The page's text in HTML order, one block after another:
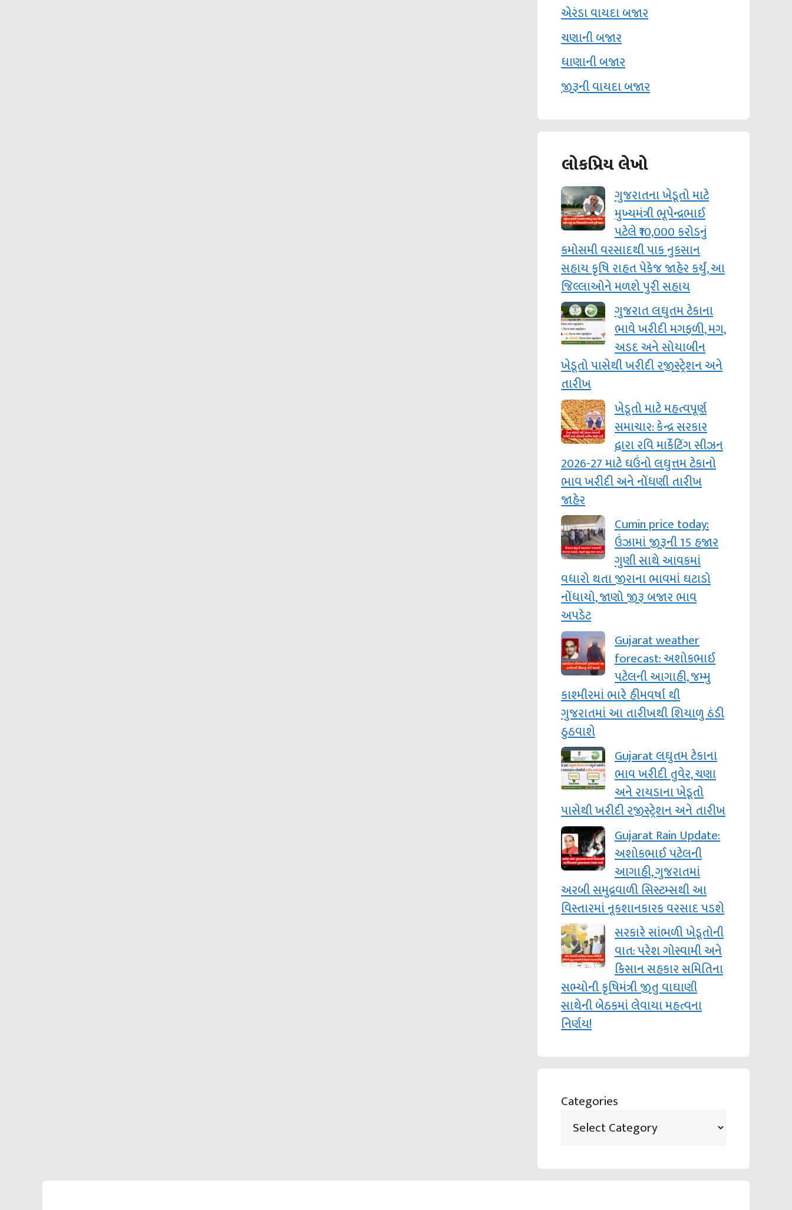
એરંડા વાયદા બજાર
ચણાની બજાર
ધાણાની બજાર
જીરૂની વાયદા બજાર
લોકપ્રિય લેખો
ગુજરાતના ખેડૂતો માટે
મુખ્યમંત્રી ભૂપેન્દ્રભાઈ
પટેલે ₹10,000 કરોડનું
કમોસમી વરસાદથી પાક નુકસાન
સહાય કૃષિ રાહત પેકેજ જાહેર કર્યું, આ
જિલ્લાઓને મળશે પુરી સહાય
ગુજરાત લઘુતમ ટેકાના
ભાવે ખરીદી મગફળી, મગ,
અડદ અને સોયાબીન
ખેડૂતો પાસેથી ખરીદી રજીસ્ટ્રેશન અને
તારીખ
ખેડૂતો માટે મહત્વપૂર્ણ
સમાચાર: કેન્દ્ર સરકાર
દ્વારા રવિ માર્કેટિંગ સીઝન
2026-27 માટે ઘઉંનો લઘુત્તમ ટેકાનો
ભાવ ખરીદી અને નોંધણી તારીખ
જાહેર
Cumin price today:
ઉંઝામાં જીરૂની 15 હજાર
ગુણી સાથે આવકમાં
વધારો થતા જીરાના ભાવમાં ઘટાડો
નોંધાયો, જાણો જીરૂ બજાર ભાવ
અપડેટ
Gujarat weather
forecast: અશોકભાઈ
પટેલની આગાહી, જમ્‍મુ
કાશ્‍મીરમાં ભારે હીમવર્ષા થી
ગુજરાતમાં આ તારીખથી શિયાળુ ઠંડી
ઠુઠવાશે
Gujarat લઘુતમ ટેકાના
ભાવ ખરીદી તુવેર, ચણા
અને રાયડાના ખેડૂતો
પાસેથી ખરીદી રજીસ્ટ્રેશન અને તારીખ
Gujarat Rain Update:
અશોકભાઈ પટેલની
આગાહી, ગુજરાતમાં
અરબી સમુદ્રવાળી સિસ્‍ટમ્‍સથી આ
વિસ્તારમાં નૂકશાનકારક વરસાદ પડશે
સરકારે સાંભળી ખેડૂતોની
વાત: પરેશ ગોસ્વામી અને
કિસાન સહકાર સમિતિના
સભ્યોની કૃષિમંત્રી જીતુ વાઘાણી
સાથેની બેઠકમાં લેવાયા મહત્વના
નિર્ણય!
Categories